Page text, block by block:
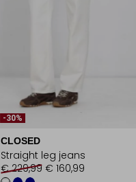
-30%
CLOSED
Straight leg jeans
€ 229,99 € 160,99